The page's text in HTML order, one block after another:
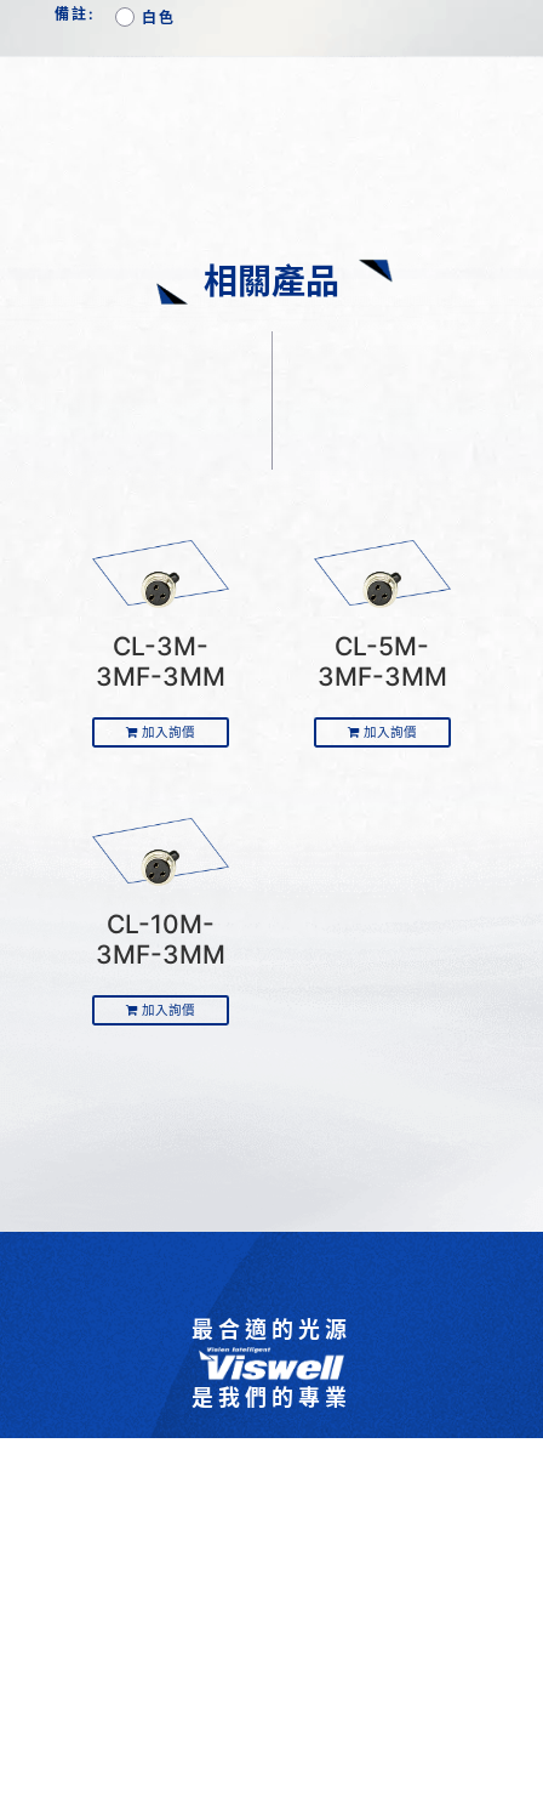
備註: 白色
相關產品
CL-3M-
3MF-3MM
加入詢價
CL-5M-
3MF-3MM
加入詢價
CL-10M-
3MF-3MM
加入詢價
最合適的光源
是我們的專業